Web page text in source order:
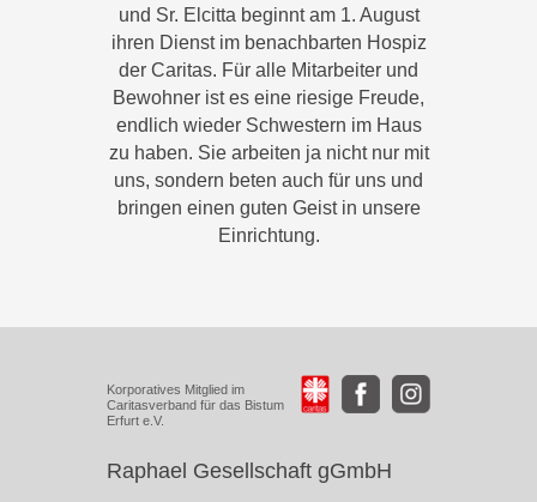
und Sr. Elcitta beginnt am 1. August
ihren Dienst im benachbarten Hospiz
der Caritas. Für alle Mitarbeiter und
Bewohner ist es eine riesige Freude,
endlich wieder Schwestern im Haus
zu haben. Sie arbeiten ja nicht nur mit
uns, sondern beten auch für uns und
bringen einen guten Geist in unsere
Einrichtung.
Korporatives Mitglied im
Caritasverband für das Bistum
Erfurt e.V.
Raphael Gesellschaft gGmbH